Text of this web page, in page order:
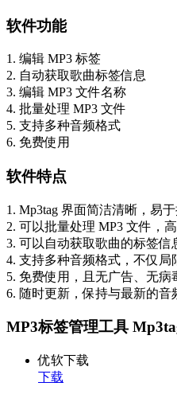
软件功能
1. 编辑 MP3 标签
2. 自动获取歌曲标签信息
3. 编辑 MP3 文件名称
4. 批量处理 MP3 文件
5. 支持多种音频格式
6. 免费使用
软件特点
1. Mp3tag 界面简洁清晰，易
2. 可以批量处理 MP3 文件，
3. 可以自动获取歌曲的标签信
4. 支持多种音频格式，不仅局
5. 免费使用，且无广告、无病
6. 随时更新，保持与最新的音
MP3标签管理工具
优软下载
下载